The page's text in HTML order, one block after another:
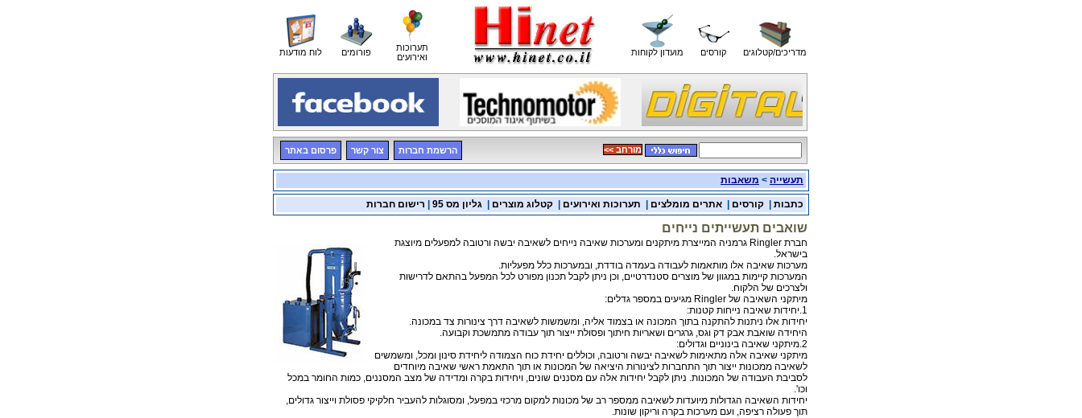
לוח מודעות פורומים
תערוכות
ואירועים
מועדון לקוחות קורסים מדריכים/קטלוגים
הרשמת חברות צור קשר פרסום באתר << מורחב
תעשייה > משאבות
כתבות קורסים אתרים מומלצים תערוכות ואירועים קטלוג מוצרים גליון מס 95 רישום חברות
שואבים תעשייתים נייחים
חברת Ringler גרמניה המייצרת מיתקנים ומערכות שאיבה נייחים לשאיבה יבשה ורטובה למפעלים מיוצגת
בישראל.
מערכות שאיבה אלו מותאמות לעבודה בעמדה בודדת, ובמערכות כלל מפעליות.
המערכות קיימות במגוון של מוצרים סטנדרטיים, וכן ניתן לקבל תכנון מפורט לכל המפעל בהתאם לדרישות
ולצרכים של הלקוח.
מיתקני השאיבה של Ringler מגיעים במספר גדלים:
1.יחידות שאיבה נייחות קטנות:
יחידות אלו ניתנות להתקנה בתוך המכונה או בצמוד אליה, ומשמשות לשאיבה דרך צינורות צד במכונה.
היחידה שואבת אבק דק וגס, גרגרים ושאריות חיתוך ופסולת ייצור תוך עבודה מתמשכת וקבועה.
2.מיתקני שאיבה בינוניים וגדולים:
מיתקני שאיבה אלה מתאימות לשאיבה יבשה ורטובה, וכוללים יחידת כוח הצמודה ליחידת סינון ומכל, ומשמשים
לשאיבה ממכונות ייצור תוך התחברות לצינורות היציאה של המכונות או תוך התאמת ראשי שאיבה מיוחדים
לסביבת העבודה של המכונות. ניתן לקבל יחידות אלה עם מסננים שונים, ויחידות בקרה ומדידה של מצב המסננים, כמות החומר במכל
וכו'.
יחידות השאיבה הגדולות מיועדות לשאיבה ממספר רב של מכונות למקום מרכזי במפעל, ומסוגלות להעביר חלקיקי פסולת וייצור גדולים,
תוך פעולה רציפה, ועם מערכות בקרה וריקון שונות.